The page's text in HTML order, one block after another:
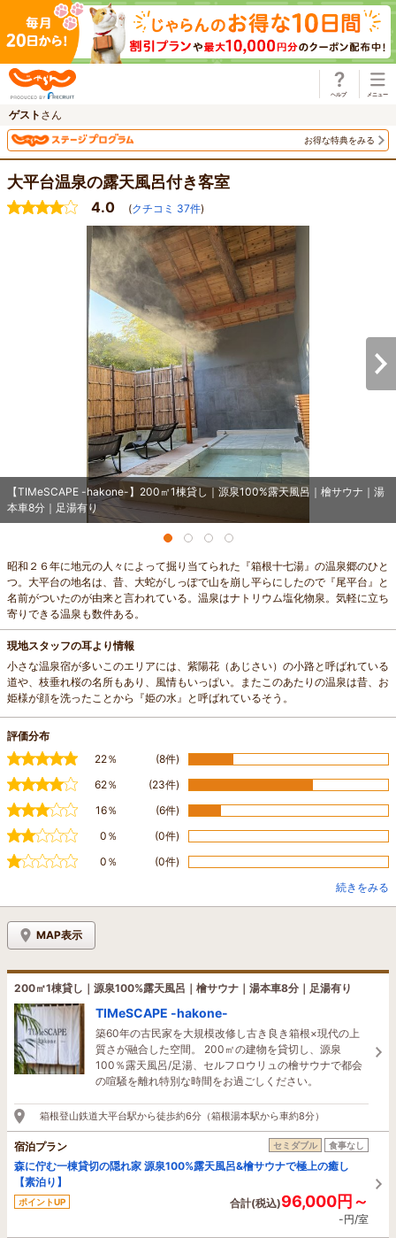
ゲスト さん
お得な特典をみる
大平台温泉の露天風呂付き客室
4.0 (クチコミ 37件)
【TIMeSCAPE -hakone-】200㎡1棟貸し｜源泉100%露天風呂｜檜サウナ｜湯
本車8分｜足湯有り
昭和２６年に地元の人々によって掘り当てられた『箱根十七湯』の温泉郷のひと
つ。大平台の地名は、昔、大蛇がしっぽで山を崩し平らにしたので『尾平台』と
名前がついたのが由来と言われている。温泉はナトリウム塩化物泉。気軽に立ち
寄りできる温泉も数件ある。
現地スタッフの耳より情報
小さな温泉宿が多いこのエリアには、紫陽花（あじさい）の小路と呼ばれている
道や、枝垂れ桜の名所もあり、風情もいっぱい。またこのあたりの温泉は昔、お
姫様が顔を洗ったことから『姫の水』と呼ばれているそう。
評価分布
22％
(8件)
62％
(23件)
16％
(6件)
0％
(0件)
0％
(0件)
続きをみる
MAP表示
200㎡1棟貸し｜源泉100%露天風呂｜檜サウナ｜湯本車8分｜足湯有り
TIMeSCAPE -hakone-
築60年の古民家を大規模改修し古き良き箱根×現代の上
質さが融合した空間。 200㎡の建物を貸切し、源泉
100％露天風呂/足湯、セルフロウリュの檜サウナで都会
の喧騒を離れ特別な時間をお過ごしください。
箱根登山鉄道大平台駅から徒歩約6分（箱根湯本駅から車約8分）
宿泊プラン セミダブル 食事なし
森に佇む一棟貸切の隠れ家 源泉100%露天風呂&檜サウナで極上の癒し
【素泊り】
ポイントUP 合計(税込)96,000円～
-円/室